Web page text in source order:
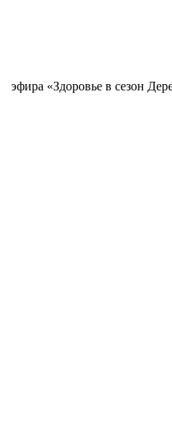
эфира «Здоровье в сезон